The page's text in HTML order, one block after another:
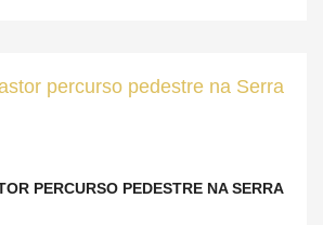
PERCURSO PEDESTRE NA SERRA